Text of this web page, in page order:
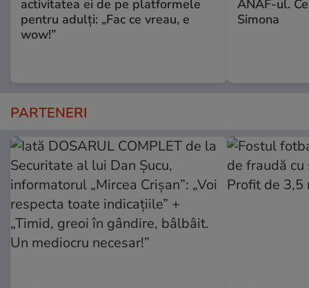
activitatea ei de pe platformele
pentru adulți: „Fac ce vreau, e
wow!”
ANAF-ul.
Simona
PARTENERI